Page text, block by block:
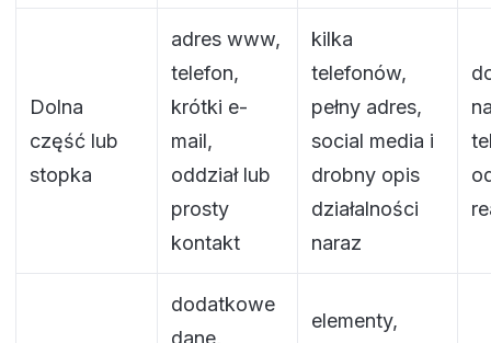
Dolna
część lub
stopka
adres www,
telefon,
krótki e-
mail,
oddział lub
prosty
kontakt
kilka
telefonów,
pełny adres,
social media i
drobny opis
działalności
naraz
dodatkowe
elementy,